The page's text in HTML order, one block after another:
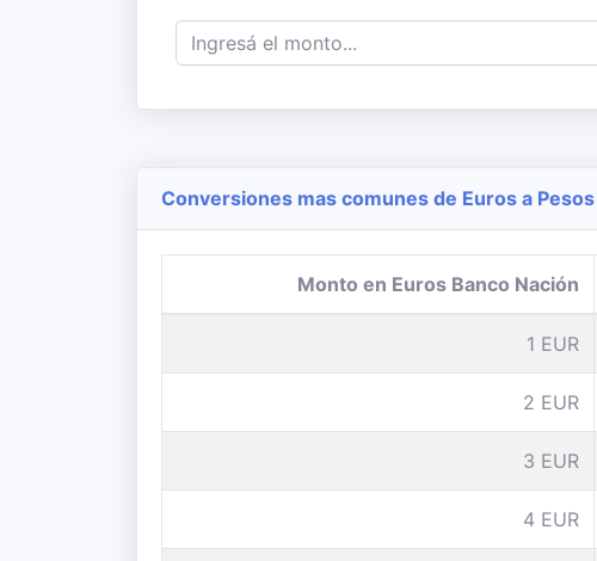
Conversiones mas comunes de Euros a
Monto en Euros Banco Nación
1 EUR
2 EUR
3 EUR
4 EUR